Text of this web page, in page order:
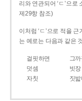
리와 연관되어 ‘ㄷ’으로
제29항 참조)
이처럼 ‘ㄷ’으로 적을
는 예로는 다음과 같은
걸핏하면 그까
덧셈
빗장
자칫
짓